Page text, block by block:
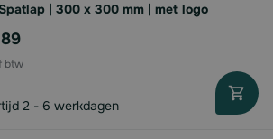
| 300 x 300 mm | met logo
89
2 - 6 werkdagen